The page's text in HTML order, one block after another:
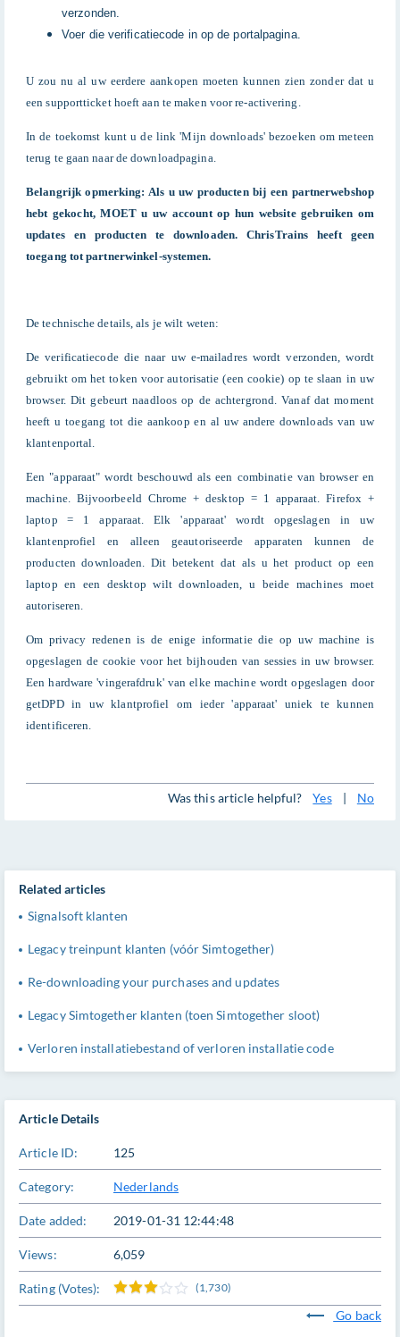
verzonden.
Voer die verificatiecode in op de portalpagina.
U zou nu al uw eerdere aankopen moeten kunnen zien zonder dat u
een supportticket hoeft aan te maken voor re-activering.
In de toekomst kunt u de link 'Mijn downloads' bezoeken om meteen
terug te gaan naar de downloadpagina.
Belangrijk opmerking: Als u uw producten bij een partnerwebshop
hebt gekocht, MOET u uw account op hun website gebruiken om
updates en producten te downloaden. ChrisTrains heeft geen
toegang tot partnerwinkel-systemen.
De technische details, als je wilt weten:
De verificatiecode die naar uw e-mailadres wordt verzonden, wordt
gebruikt om het token voor autorisatie (een cookie) op te slaan in uw
browser. Dit gebeurt naadloos op de achtergrond. Vanaf dat moment
heeft u toegang tot die aankoop en al uw andere downloads van uw
klantenportal.
Een "apparaat" wordt beschouwd als een combinatie van browser en
machine. Bijvoorbeeld Chrome + desktop = 1 apparaat. Firefox +
laptop = 1 apparaat. Elk 'apparaat' wordt opgeslagen in uw
klantenprofiel en alleen geautoriseerde apparaten kunnen de
producten downloaden. Dit betekent dat als u het product op een
laptop en een desktop wilt downloaden, u beide machines moet
autoriseren.
Om privacy redenen is de enige informatie die op uw machine is
opgeslagen de cookie voor het bijhouden van sessies in uw browser.
Een hardware 'vingerafdruk' van elke machine wordt opgeslagen door
getDPD in uw klantprofiel om ieder 'apparaat' uniek te kunnen
identificeren.
Was this article helpful? Yes | No
Article Details
Article ID: 125
Category: Nederlands
Date added: 2019-01-31 12:44:48
Views: 6,059
Rating (Votes): (1,730)
Go back
Related articles
Signalsoft klanten
Legacy treinpunt klanten (vóór Simtogether)
Re-downloading your purchases and updates
Legacy Simtogether klanten (toen Simtogether sloot)
Verloren installatiebestand of verloren installatie code